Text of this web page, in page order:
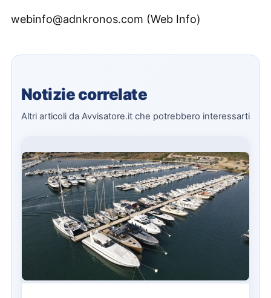
webinfo@adnkronos.com (Web Info)
Notizie correlate
Altri articoli da Avvisatore.it che potrebbero interessarti